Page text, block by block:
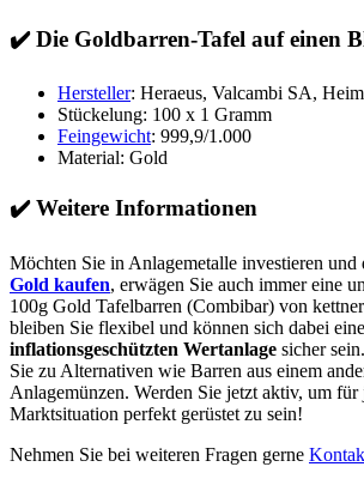
✔️Die Goldbarren-Tafel auf einen
Hersteller: Heraeus, Valcambi SA,
Stückelung: 100 x 1 Gramm
Feingewicht: 999,9/1.000
Material: Gold
✔️Weitere Informationen
Möchten Sie in Anlagemetalle investieren und
Gold kaufen, erwägen Sie auch immer eine
100g Gold Tafelbarren (Combibar) von
bleiben Sie flexibel und können sich dabei
inflationsgeschützten Wertanlage sicher
Sie zu Alternativen wie Barren aus einem
Anlagemünzen. Werden Sie jetzt aktiv, um für
Marktsituation perfekt gerüstet zu sein!
Nehmen Sie bei weiteren Fragen gerne